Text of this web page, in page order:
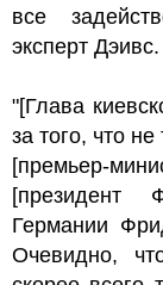
все
эксперт Дэивс.
"[Глава
за того, что
[премьер-
[президент
Германии
Очевидно,